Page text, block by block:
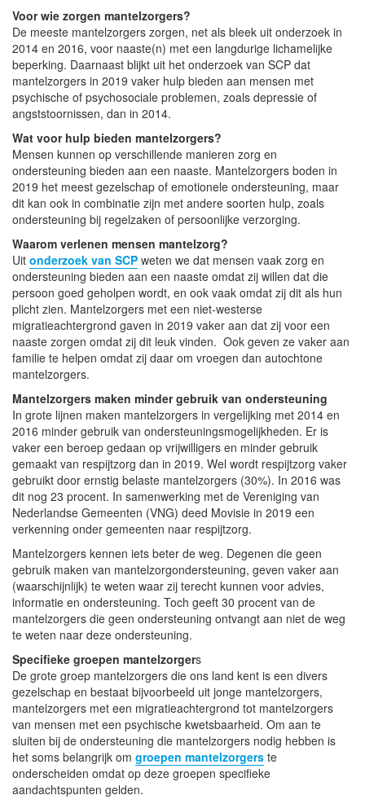
Voor wie zorgen mantelzorgers?
De meeste mantelzorgers zorgen, net als bleek uit onderzoek in
2014 en 2016, voor naaste(n) met een langdurige lichamelijke
beperking. Daarnaast blijkt uit het onderzoek van SCP dat
mantelzorgers in 2019 vaker hulp bieden aan mensen met
psychische of psychosociale problemen, zoals depressie of
angststoornissen, dan in 2014.
Wat voor hulp bieden mantelzorgers?
Mensen kunnen op verschillende manieren zorg en
ondersteuning bieden aan een naaste. Mantelzorgers boden in
2019 het meest gezelschap of emotionele ondersteuning, maar
dit kan ook in combinatie zijn met andere soorten hulp, zoals
ondersteuning bij regelzaken of persoonlijke verzorging.
Waarom verlenen mensen mantelzorg?
Uit onderzoek van SCP weten we dat mensen vaak zorg en
ondersteuning bieden aan een naaste omdat zij willen dat die
persoon goed geholpen wordt, en ook vaak omdat zij dit als hun
plicht zien. Mantelzorgers met een niet-westerse
migratieachtergrond gaven in 2019 vaker aan dat zij voor een
naaste zorgen omdat zij dit leuk vinden. Ook geven ze vaker aan
familie te helpen omdat zij daar om vroegen dan autochtone
mantelzorgers.
Mantelzorgers maken minder gebruik van ondersteuning
In grote lijnen maken mantelzorgers in vergelijking met 2014 en
2016 minder gebruik van ondersteuningsmogelijkheden. Er is
vaker een beroep gedaan op vrijwilligers en minder gebruik
gemaakt van respijtzorg dan in 2019. Wel wordt respijtzorg vaker
gebruikt door ernstig belaste mantelzorgers (30%). In 2016 was
dit nog 23 procent. In samenwerking met de Vereniging van
Nederlandse Gemeenten (VNG) deed Movisie in 2019 een
verkenning onder gemeenten naar respijtzorg.
Mantelzorgers kennen iets beter de weg. Degenen die geen
gebruik maken van mantelzorgondersteuning, geven vaker aan
(waarschijnlijk) te weten waar zij terecht kunnen voor advies,
informatie en ondersteuning. Toch geeft 30 procent van de
mantelzorgers die geen ondersteuning ontvangt aan niet de weg
te weten naar deze ondersteuning.
Specifieke groepen mantelzorgers
De grote groep mantelzorgers die ons land kent is een divers
gezelschap en bestaat bijvoorbeeld uit jonge mantelzorgers,
mantelzorgers met een migratieachtergrond tot mantelzorgers
van mensen met een psychische kwetsbaarheid. Om aan te
sluiten bij de ondersteuning die mantelzorgers nodig hebben is
het soms belangrijk om groepen mantelzorgers te
onderscheiden omdat op deze groepen specifieke
aandachtspunten gelden.